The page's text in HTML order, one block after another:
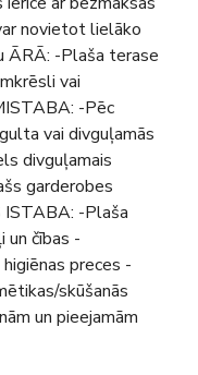
novietot lielāko
ĀRĀ: -Plaša terase
vai
-Pēc
vai divguļamās
divguļamais
garderobes
-Plaša
un čības -
preces -
skūšanās
un pieejamām